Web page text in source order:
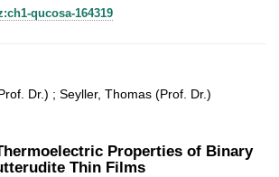
qucosa-164319
Dr.) ; Seyller, Thomas (Prof. Dr.)
Properties of Binary
Thin Films